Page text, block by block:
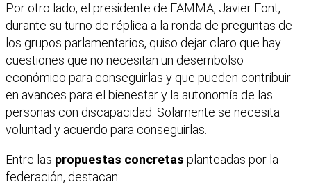
Por otro lado, el presidente de FAMMA, Javier Font,
durante su turno de réplica a la ronda de preguntas de
los grupos parlamentarios, quiso dejar claro que hay
cuestiones que no necesitan un desembolso
económico para conseguirlas y que pueden contribuir
en avances para el bienestar y la autonomía de las
personas con discapacidad. Solamente se necesita
voluntad y acuerdo para conseguirlas.
Entre las propuestas concretas planteadas por la
federación, destacan: